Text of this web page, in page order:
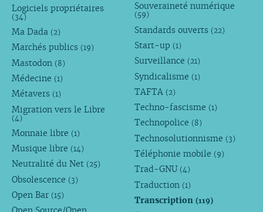
Logiciels propriétaires
(34)
Ma Dada (2)
Marchés publics (19)
Mastodon (8)
Médecine (1)
Métavers (1)
Migration vers le Libre
(4)
Monnaie libre (1)
Musique libre (14)
Neutralité du Net (25)
Obsolescence (3)
Open Bar (15)
Souveraineté numérique
(59)
Standards ouverts (22)
Start-up (1)
Surveillance (21)
Syndicalisme (1)
TAFTA (2)
Techno-fascisme (1)
Technopolice (8)
Technosolutionnisme (3)
Téléphonie mobile (9)
Trad-GNU (4)
Traduction (1)
Transcription(119)